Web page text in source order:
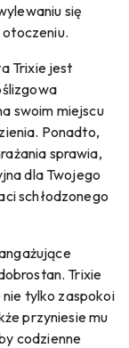
się
Trixie jest
swoim miejscu
Ponadto,
sprawia,
dla Twojego
schłodzonego
Trixie
tylko zaspokoi
przyniesie mu
codzienne